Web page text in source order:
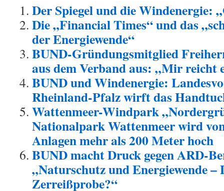
Der Spiegel und die Windenergie:
Die „Financial Times“ und das
der Energiewende“
BUND-Gründungsmitglied
aus dem Verband aus: „Mir reicht
BUND und Windenergie:
Rheinland-Pfalz wirft das
Wattenmeer-Windpark
Nationalpark Wattenmeer wird
Anlagen mehr als 200 Meter hoch
BUND macht Druck gegen ARD-
„Naturschutz und Energiewende
Zerreißprobe?“